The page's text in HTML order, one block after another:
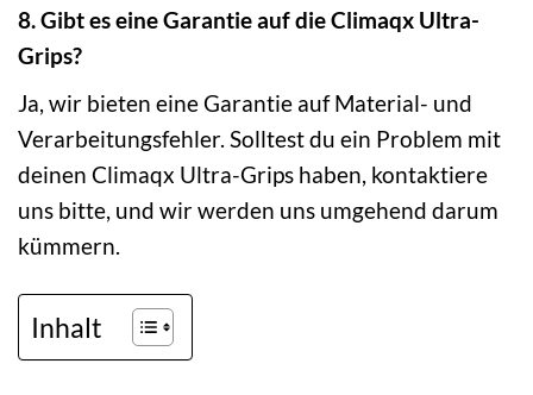
8. Gibt es eine Garantie auf die Climaqx Ultra-
Grips?
Ja, wir bieten eine Garantie auf Material- und
Verarbeitungsfehler. Solltest du ein Problem mit
deinen Climaqx Ultra-Grips haben, kontaktiere
uns bitte, und wir werden uns umgehend darum
kümmern.
Inhalt